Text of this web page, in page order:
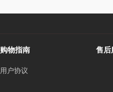
购物指南
用户协议
售